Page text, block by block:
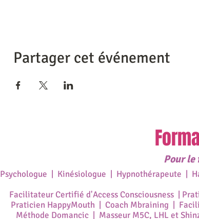
Partager cet événement
Pour le
Psychologue | Kinésiologue | Hypnothérapeute |
Facilitateur Certifié d'Access Consciousness |
Praticien HappyMouth | Coach Mbraining |
Méthode Domancic | Masseur M5C, LHL et